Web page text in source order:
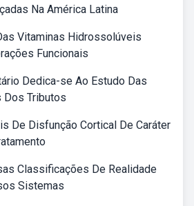
Na América Latina
Vitaminas Hidrossolúveis
Funcionais
Dedica-se Ao Estudo Das
Dos Tributos
De Disfunção Cortical De Caráter
Classificações De Realidade
Sistemas